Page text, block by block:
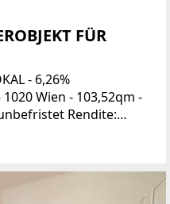
FÜR
- 6,26%
Wien - 103,52qm -
Rendite:
weitere Objekte im